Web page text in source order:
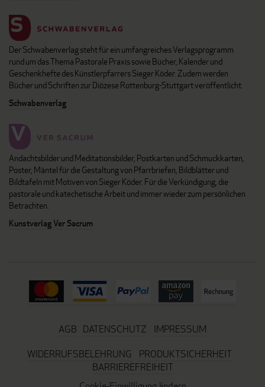
Der Schwabenverlag steht für ein umfangreiches Verlagsprogramm
rund um das Thema Pastorale Praxis sowie Bücher, Kalender und
Geschenkhefte des Künstlerpfarrers Sieger Köder. Zudem werden
Bücher und Schriften zur Diözese Rottenburg-Stuttgart veröffentlicht.
Schwabenverlag
Andachtsbilder und Meditationsbilder, Postkarten und Schmuckkarten,
Poster, Mäntel für die Gestaltung von Pfarrbriefen, Bildblätter und
Bildtafeln mit Motiven von Sieger Köder. Für die Verkündigung, die
pastorale und katechetische Arbeit und immer wieder zum persönlichen
Betrachten.
Kunstverlag Ver Sacrum
AGB DATENSCHUTZ
IMPRESSUM
WIDERRUFSBELEHRUNG
PRODUKTSICHERHEIT
BARRIEREFREIHEIT